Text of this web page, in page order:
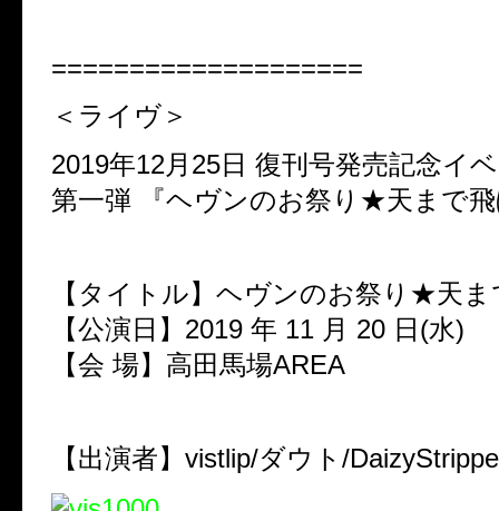
====================
＜ライヴ＞
2019年12月25日 復刊号発売記念イ
第一弾 『ヘヴンのお祭り★天まで
【タイトル】ヘヴンのお祭り★天
【公演日】2019 年 11 月 20 日(水)
【会 場】高田馬場AREA
【出演者】vistlip/ダウト/